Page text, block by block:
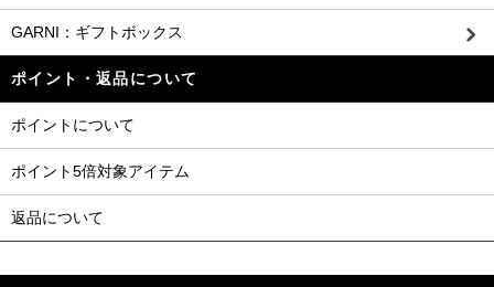
GARNI：ギフトボックス
ポイント・返品について
ポイントについて
ポイント5倍対象アイテム
返品について